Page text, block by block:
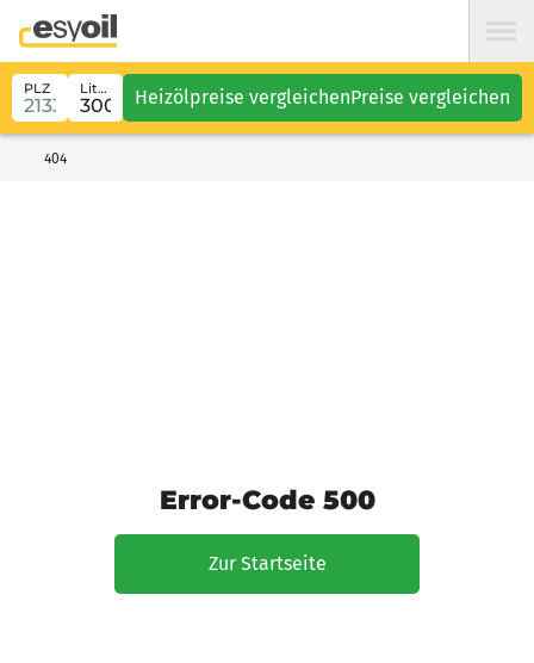
PLZ Liter Heizölpreise vergleichenPreise vergleichen
404
Error-Code 500
Zur Startseite